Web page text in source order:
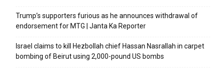
Trump’s supporters furious as he announces withdrawal of
endorsement for MTG | Janta Ka Reporter
Israel claims to kill Hezbollah chief Hassan Nasrallah in carpet
bombing of Beirut using 2,000-pound US bombs